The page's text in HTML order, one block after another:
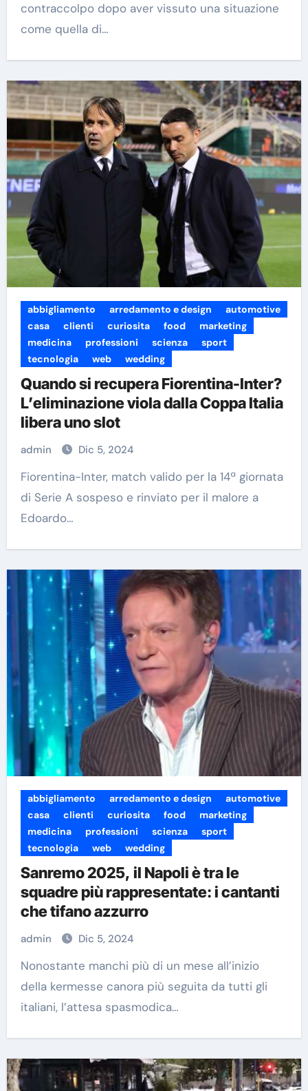
contraccolpo dopo aver vissuto una situazione
come quella di…
abbigliamento arredamento e design
automotive
casa
clienti curiosita food
marketing
medicina
professioni scienza
sport
tecnologia
web wedding
Quando si recupera Fiorentina-Inter?
L’eliminazione viola dalla Coppa Italia
libera uno slot
admin Dic 5, 2024
Fiorentina-Inter, match valido per la 14ª giornata
di Serie A sospeso e rinviato per il malore a
Edoardo…
abbigliamento arredamento e design
automotive
casa
clienti curiosita food
marketing
medicina
professioni scienza
sport
tecnologia
web wedding
Sanremo 2025, il Napoli è tra le
squadre più rappresentate: i cantanti
che tifano azzurro
admin Dic 5, 2024
Nonostante manchi più di un mese all’inizio
della kermesse canora più seguita da tutti gli
italiani, l’attesa spasmodica…